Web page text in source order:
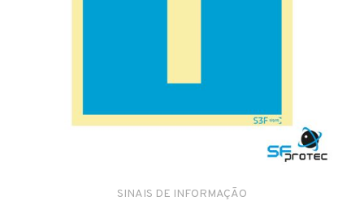
SINAIS DE INFORMAÇÃO